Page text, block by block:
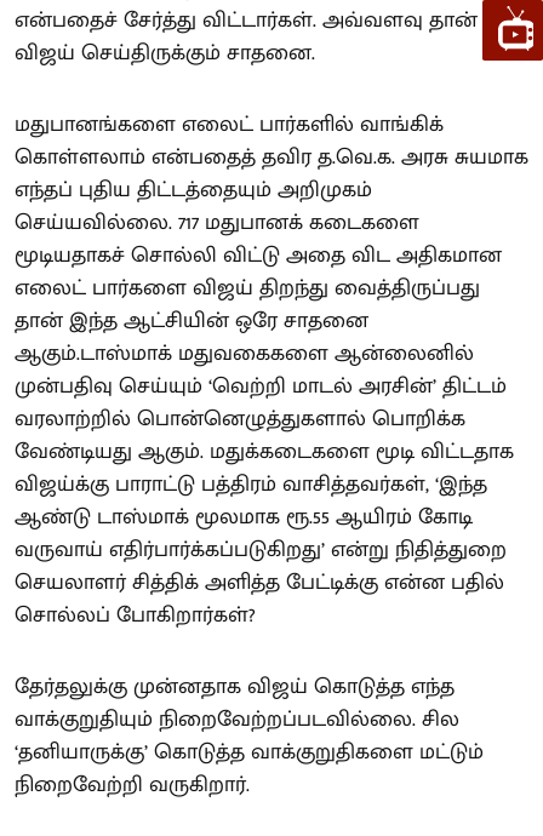
என்பதைச் சேர்த்து விட்டார்கள். அவ்வளவு தான்
விஜய் செய்திருக்கும் சாதனை.
மதுபானங்களை எலைட் பார்களில் வாங்கிக்
கொள்ளலாம் என்பதைத் தவிர த.வெ.க. அரசு சுயமாக
எந்தப் புதிய திட்டத்தையும் அறிமுகம்
செய்யவில்லை. 717 மதுபானக் கடைகளை
மூடியதாகச் சொல்லி விட்டு அதை விட அதிகமான
எலைட் பார்களை விஜய் திறந்து வைத்திருப்பது
தான் இந்த ஆட்சியின் ஒரே சாதனை
ஆகும்.டாஸ்மாக் மதுவகைகளை ஆன்லைனில்
முன்பதிவு செய்யும் ‘வெற்றி மாடல் அரசின்’ திட்டம்
வரலாற்றில் பொன்னெழுத்துகளால் பொறிக்க
வேண்டியது ஆகும். மதுக்கடைகளை மூடி விட்டதாக
விஜய்க்கு பாராட்டு பத்திரம் வாசித்தவர்கள், ‘இந்த
ஆண்டு டாஸ்மாக் மூலமாக ரூ.55 ஆயிரம் கோடி
வருவாய் எதிர்பார்க்கப்படுகிறது’ என்று நிதித்துறை
செயலாளர் சித்திக் அளித்த பேட்டிக்கு என்ன பதில்
சொல்லப் போகிறார்கள்?
தேர்தலுக்கு முன்னதாக விஜய் கொடுத்த எந்த
வாக்குறுதியும் நிறைவேற்றப்படவில்லை. சில
‘தனியாருக்கு’ கொடுத்த வாக்குறுதிகளை மட்டும்
நிறைவேற்றி வருகிறார்.